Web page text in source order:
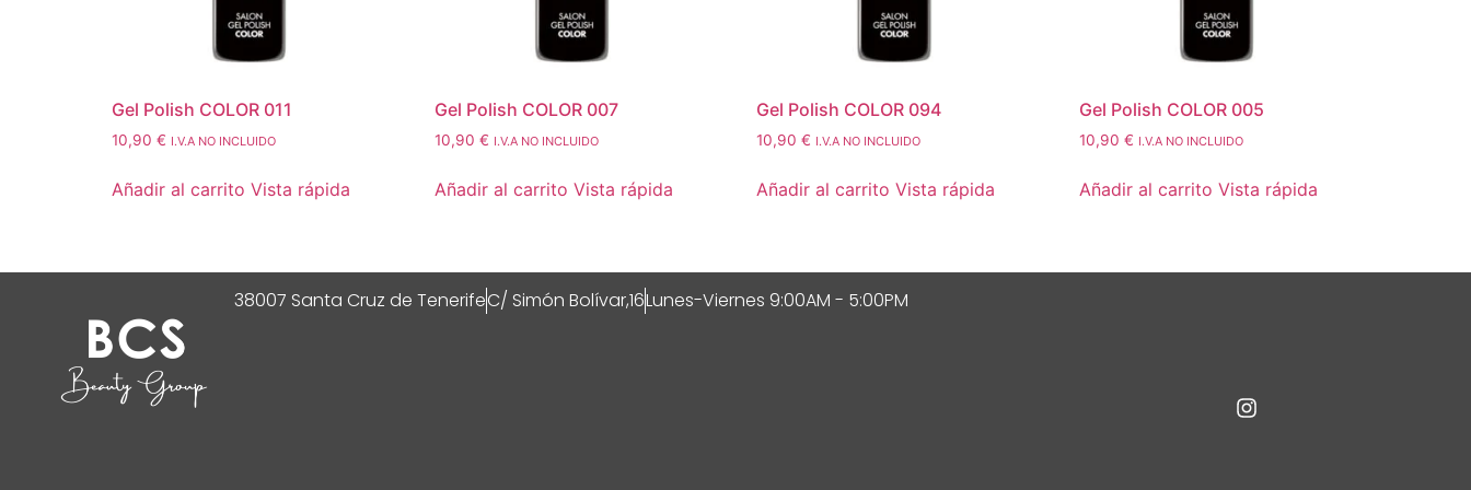
Gel Polish COLOR 011
10,90 € I.V.A NO INCLUIDO
Añadir al carrito Vista rápida
Gel Polish COLOR 007
10,90 € I.V.A NO INCLUIDO
Añadir al carrito Vista rápida
Gel Polish COLOR 094
10,90€ I.V.A NO INCLUIDO
Añadir al carrito Vista rápida
Gel Polish COLOR 005
10,90€ I.V.A NO INCLUIDO
Añadir al carrito Vista rápida
38007 Santa Cruz de TenerifeC/ Simón Bolívar,16Lunes-Viernes 9:00AM - 5:00PM